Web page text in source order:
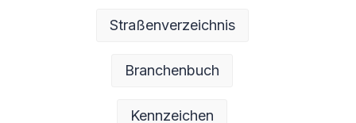
Straßenverzeichnis
Branchenbuch
Kennzeichen